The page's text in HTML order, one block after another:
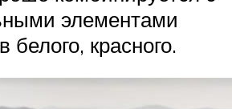
элементами
белого, красного.